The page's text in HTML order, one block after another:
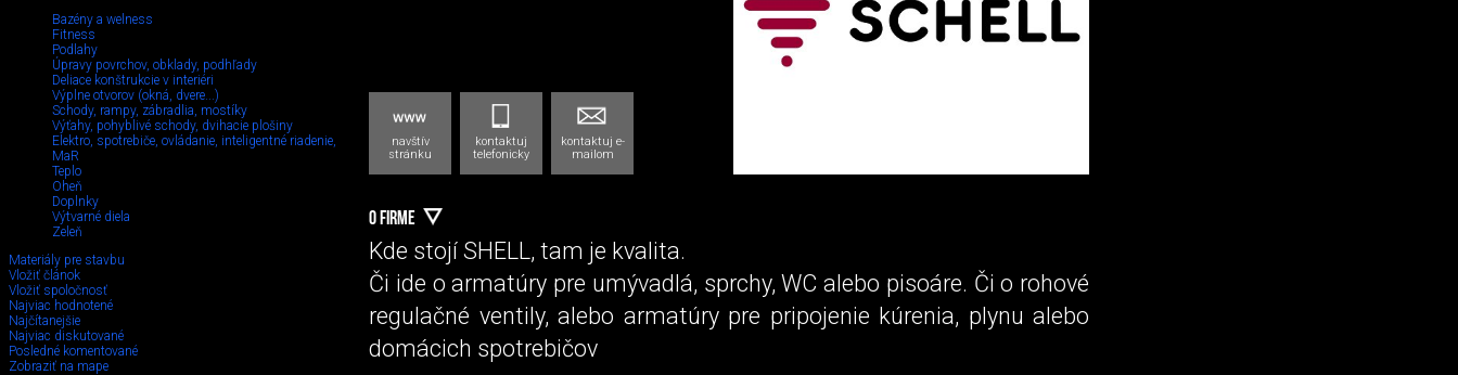
Bazény a welness
Fitness
Podlahy
Úpravy povrchov, obklady, podhľady
Deliace konštrukcie v interiéri
Výplne otvorov (okná, dvere...)
Schody, rampy, zábradlia, mostíky
Výťahy, pohyblivé schody, dvihacie plošiny
Elektro, spotrebiče, ovládanie, inteligentné riadenie,
MaR
Teplo
Oheň
Doplnky
Výtvarné diela
Zeleň
Materiály pre stavbu
Vložiť článok
Vložiť spoločnosť
Najviac hodnotené
Najčítanejšie
Najviac diskutované
Posledné komentované
Zobraziť na mape
navštív
stránku
kontaktuj
telefonicky
kontaktuj e-
mailom
O FIRME
Kde stojí SHELL, tam je kvalita.
Či ide o armatúry pre umývadlá, sprchy, WC alebo pisoáre. Či o rohové
regulačné ventily, alebo armatúry pre pripojenie kúrenia, plynu alebo
domácich spotrebičov